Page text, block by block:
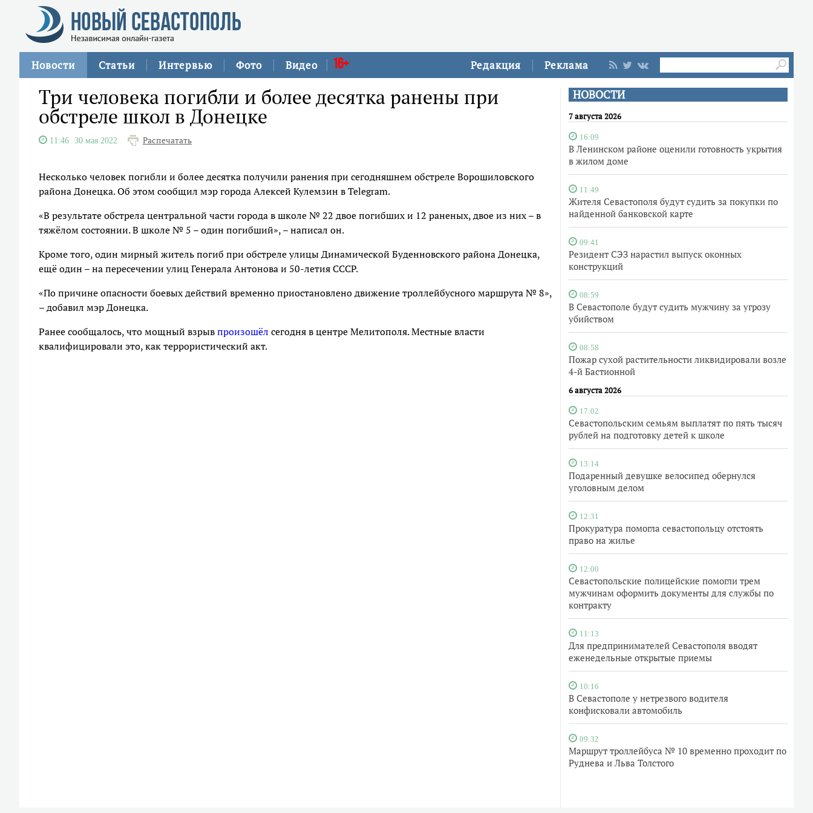
Редакция Реклама
Новости Статьи Интервью Фото Видео 16+
НОВОСТИ
7 августа 2026
16:09
В Ленинском районе оценили готовность укрытия
в жилом доме
11:49
Жителя Севастополя будут судить за покупки по
найденной банковской карте
09:41
Резидент СЭЗ нарастил выпуск оконных
конструкций
08:59
В Севастополе будут судить мужчину за угрозу
убийством
08:58
Пожар сухой растительности ликвидировали возле
4-й Бастионной
6 августа 2026
17:02
Севастопольским семьям выплатят по пять тысяч
рублей на подготовку детей к школе
13:14
Подаренный девушке велосипед обернулся
уголовным делом
12:31
Прокуратура помогла севастопольцу отстоять
право на жилье
12:00
Севастопольские полицейские помогли трем
мужчинам оформить документы для службы по
контракту
11:13
Для предпринимателей Севастополя вводят
еженедельные открытые приемы
10:16
В Севастополе у нетрезвого водителя
конфисковали автомобиль
09:32
Маршрут троллейбуса № 10 временно проходит по
Руднева и Льва Толстого
Три человека погибли и более десятка ранены при
обстреле школ в Донецке
11:46 30 мая 2022 Распечатать
Несколько человек погибли и более десятка получили ранения при сегодняшнем обстреле Ворошиловского
района Донецка. Об этом сообщил мэр города Алексей Кулемзин в Telegram.
«В результате обстрела центральной части города в школе № 22 двое погибших и 12 раненых, двое из них – в
тяжёлом состоянии. В школе № 5 – один погибший», – написал он.
Кроме того, один мирный житель погиб при обстреле улицы Динамической Буденновского района Донецка,
ещё один – на пересечении улиц Генерала Антонова и 50-летия СССР.
«По причине опасности боевых действий временно приостановлено движение троллейбусного маршрута № 8»,
– добавил мэр Донецка.
Ранее сообщалось, что мощный взрывпроизошёл сегодня в центре Мелитополя. Местные власти
квалифицировали это, как террористический акт.